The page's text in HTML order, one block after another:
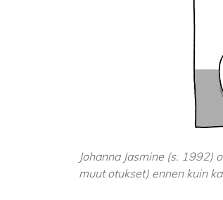
Johanna Jasmine (s.
muut otukset) ennen kuin